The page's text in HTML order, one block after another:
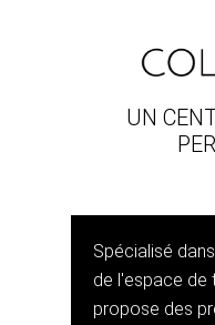
UN
Spécialisé
de l'espace de
propose des